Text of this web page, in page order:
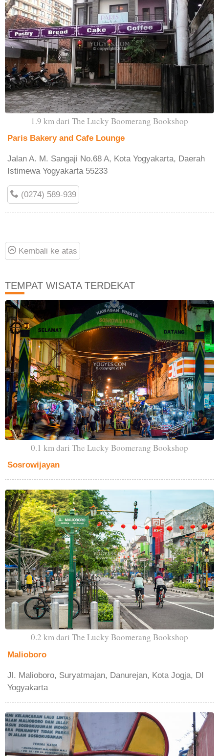
1.9 km dari The Lucky Boomerang Bookshop
Paris Bakery and Cafe Lounge
Jalan A. M. Sangaji No.68 A, Kota Yogyakarta, Daerah
Istimewa Yogyakarta 55233
(0274) 589-939
Kembali ke atas
TEMPAT WISATA TERDEKAT
0.1 km dari The Lucky Boomerang Bookshop
Sosrowijayan
0.2 km dari The Lucky Boomerang Bookshop
Malioboro
Jl. Malioboro, Suryatmajan, Danurejan, Kota Jogja, DI
Yogyakarta